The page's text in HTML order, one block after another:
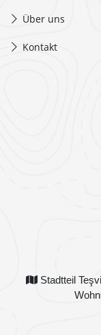
Über uns
Kontakt
Stadtteil